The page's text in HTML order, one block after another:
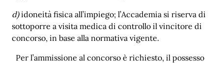
d)idoneità fisica all’impiego; l’Accademia si riserva di
sottoporre a visita medica di controllo il vincitore di
concorso, in base alla normativa vigente.
Per l’ammissione al concorso è richiesto, il possesso